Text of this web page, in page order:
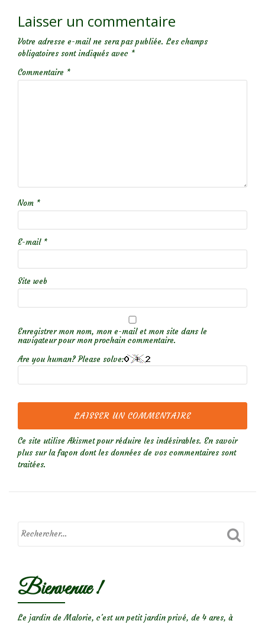
Laisser un commentaire
Votre adresse e-mail ne sera pas publiée. Les champs
obligatoires sont indiqués avec *
Commentaire *
Nom *
E-mail *
Site web
Enregistrer mon nom, mon e-mail et mon site dans le
navigateur pour mon prochain commentaire.
Are you human? Please solve:
Ce site utilise Akismet pour réduire les indésirables. En savoir
plus sur la façon dont les données de vos commentaires sont
traitées.
Bienvenue !
Le jardin de Malorie, c'est un petit jardin privé, de 4 ares, à